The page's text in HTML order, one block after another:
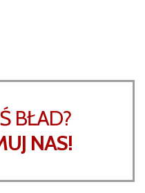
BŁAD?
NAS!